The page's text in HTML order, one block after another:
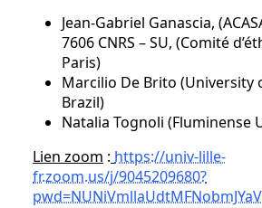
Jean-Gabriel Ganascia,
7606 CNRS – SU, (Comité
Paris)
Marcilio De Brito (University
Brazil)
Natalia Tognoli (Fluminense
Lien zoom : https://univ-lille-
fr.zoom.us/j/9045209680?